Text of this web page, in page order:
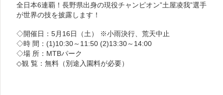
全日本6連覇！長野県出身の現役チャンピオン”土屋凌我”選手
が世界の技を披露します！
◇開催日：5月16日（土） ※小雨決行、荒天中止
◇時 間：(1)10:30～11:50 (2)13:30～14:00
◇場 所：MTBパーク
◇観 覧：無料（別途入園料が必要）